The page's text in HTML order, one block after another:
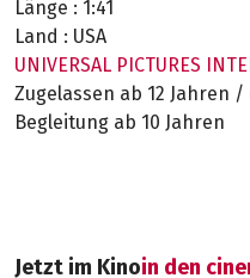
Länge : 1:41
Land : USA
UNIVERSAL PICTURES
Zugelassen ab 12 Jahren
Begleitung ab 10 Jahren
Jetzt im Kinoin den